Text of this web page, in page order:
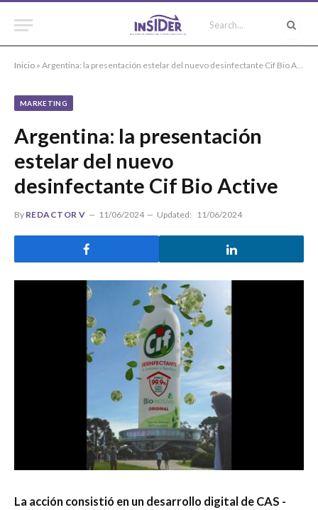
Inicio » Argentina: la presentación estelar del nuevo desinfectante Cif Bio Active
MARKETING
Argentina: la presentación
estelar del nuevo
desinfectante Cif Bio Active
By REDACTOR V 11/06/2024 Updated: 11/06/2024
La acción consistió en un desarrollo digital de CAS -